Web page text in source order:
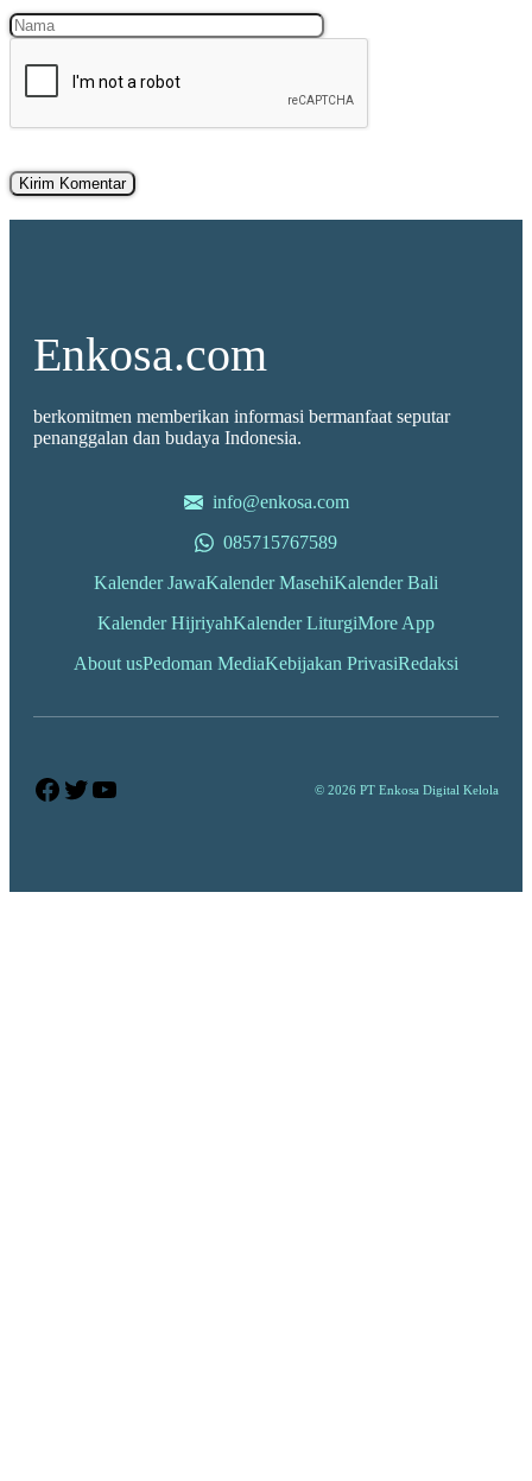
Nama Surel
Enkosa.com
berkomitmen memberikan informasi bermanfaat seputar
penanggalan dan budaya Indonesia.
info@enkosa.com
085715767589
Kalender JawaKalender MasehiKalender Bali
Kalender HijriyahKalender LiturgiMore App
About usPedoman MediaKebijakan PrivasiRedaksi
Facebook
Twitter
YouTube © 2026 PT Enkosa Digital Kelola